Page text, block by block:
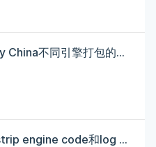
同一项目，用Unity和Unity China不同引擎打包的APK大小相差50%，所有配置都是一模一样的
dryrun模式需要同时勾选strip engine code和log stripped method for debug吗